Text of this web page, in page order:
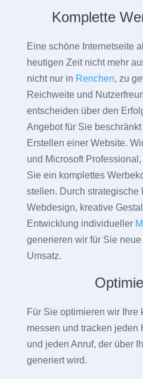
Komplette
Eine schöne Internetseite
heutigen Zeit nicht mehr
nicht nur in Renchen, zu
Reichweite und
entscheiden über den
Angebot für Sie
Erstellen einer Website.
und Microsoft
Sie ein komplettes
stellen. Durch strategische
Webdesign, kreative
Entwicklung individueller
generieren wir für Sie neue
Umsatz.
Für Sie optimieren wir Ihre
messen und tracken jeden
und jeden Anruf, der über
generiert wird.